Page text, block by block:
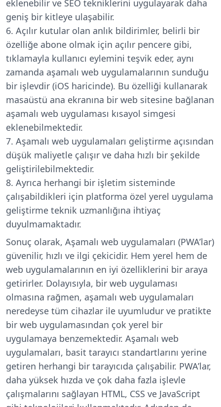
eklenebilir ve SEO tekniklerini uygulayarak daha
geniş bir kitleye ulaşabilir.
Açılır kutular olan anlık bildirimler, belirli bir
özelliğe abone olmak için açılır pencere gibi,
tıklamayla kullanıcı eylemini teşvik eder, aynı
zamanda aşamalı web uygulamalarının sunduğu
bir işlevdir (iOS haricinde). Bu özelliği kullanarak
masaüstü ana ekranına bir web sitesine bağlanan
aşamalı web uygulaması kısayol simgesi
eklenebilmektedir.
Aşamalı web uygulamaları geliştirme açısından
düşük maliyetle çalışır ve daha hızlı bir şekilde
geliştirilebilmektedir.
Ayrıca herhangi bir işletim sisteminde
çalışabildikleri için platforma özel yerel uygulama
geliştirme teknik uzmanlığına ihtiyaç
duyulmamaktadır.
Sonuç olarak, Aşamalı web uygulamaları (PWA’lar)
güvenilir, hızlı ve ilgi çekicidir. Hem yerel hem de
web uygulamalarının en iyi özelliklerini bir araya
getirirler. Dolayısıyla, bir web uygulaması
olmasına rağmen, aşamalı web uygulamaları
neredeyse tüm cihazlar ile uyumludur ve pratikte
bir web uygulamasından çok yerel bir
uygulamaya benzemektedir. Aşamalı web
uygulamaları, basit tarayıcı standartlarını yerine
getiren herhangi bir tarayıcıda çalışabilir. PWA’lar,
daha yüksek hızda ve çok daha fazla işlevle
çalışmalarını sağlayan HTML, CSS ve JavaScript